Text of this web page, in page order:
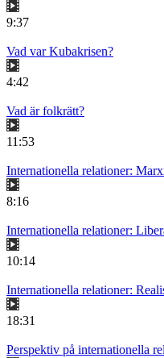
9:37
Vad var Kubakrisen?
4:42
Vad är folkrätt?
11:53
Internationella relationer:
8:16
Internationella relationer:
10:14
Internationella relationer:
18:31
Perspektiv på internationella